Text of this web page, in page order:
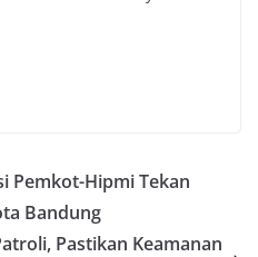
Pemkot-Hipmi Tekan
Bandung
Pastikan Keamanan